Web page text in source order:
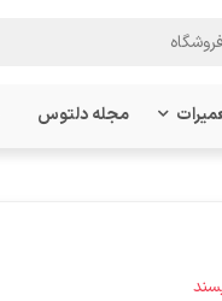
مجله دلتوس